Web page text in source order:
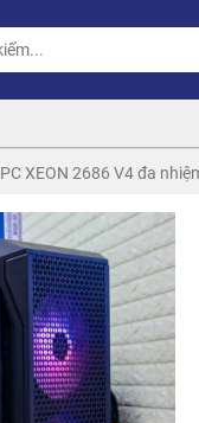
PC XEON 2686 V4 đa